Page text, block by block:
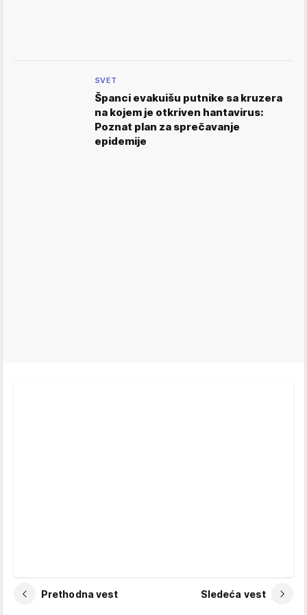
SVET
Španci evakuišu putnike sa kruzera
na kojem je otkriven hantavirus:
Poznat plan za sprečavanje
epidemije
Prethodna vest Sledeća vest